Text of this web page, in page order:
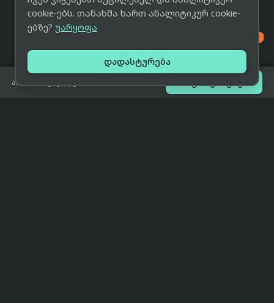
არ არის გაყიდვაში შეთავაზებები

cookie-ებს. თანახმა ხართ ანალიტიკურ cookie-
ებზე? უარყოფა
დადასტურება